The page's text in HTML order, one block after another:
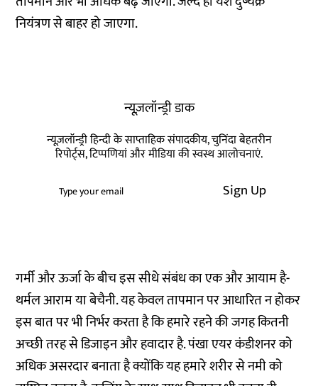
नियंत्रण से बाहर हो जाएगा.
न्यूज़लॉन्ड्री डाक
न्यूज़लॉन्ड्री हिन्दी के साप्ताहिक संपादकीय, चुनिंदा बेहतरीन
रिपोर्ट्स, टिप्पणियां और मीडिया की स्वस्थ आलोचनाएं.
Sign Up
गर्मी और ऊर्जा के बीच इस सीधे संबंध का एक और आयाम है-
थर्मल आराम या बेचैनी. यह केवल तापमान पर आधारित न होकर
इस बात पर भी निर्भर करता है कि हमारे रहने की जगह कितनी
अच्छी तरह से डिजाइन और हवादार है. पंखा एयर कंडीशनर को
अधिक असरदार बनाता है क्योंकि यह हमारे शरीर से नमी को